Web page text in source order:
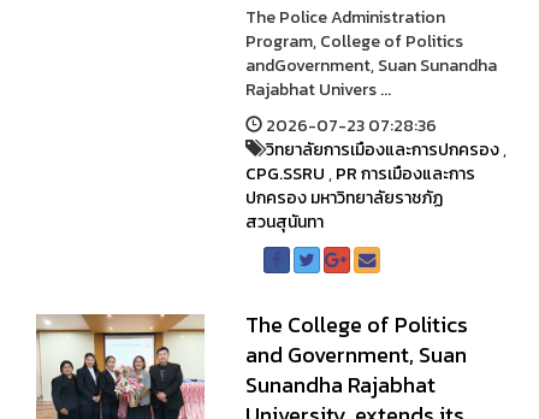
The Police Administration
Program, College of Politics
andGovernment, Suan Sunandha
Rajabhat Univers ...
2026-07-23 07:28:36
วิทยาลัยการเมืองและการปกครอง,
CPG.SSRU,PR การเมืองและการ
ปกครอง มหาวิทยาลัยราชภัฏ
สวนสุนันทา
The College of Politics
and Government, Suan
Sunandha Rajabhat